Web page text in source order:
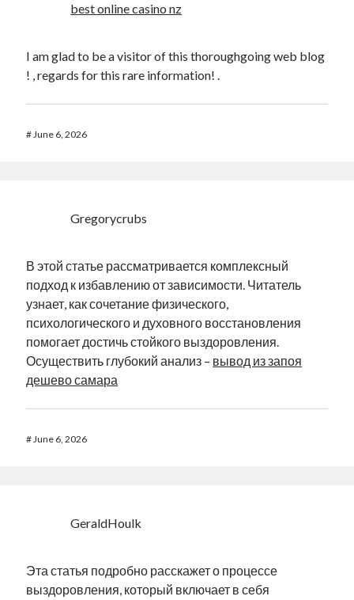
best online casino nz
I am glad to be a visitor of this thoroughgoing web blog
! , regards for this rare information! .
#June 6, 2026
Gregorycrubs
В этой статье рассматривается комплексный
подход к избавлению от зависимости. Читатель
узнает, как сочетание физического,
психологического и духовного восстановления
помогает достичь стойкого выздоровления.
Осуществить глубокий анализ – вывод из запоя
дешево самара
#June 6, 2026
GeraldHoulk
Эта статья подробно расскажет о процессе
выздоровления, который включает в себя